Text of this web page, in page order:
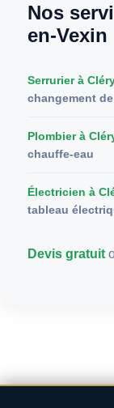
Nos
en-Vexin
Serrurier à
changement
Plombier à
chauffe-eau
Électricien à
tableau
Devis gratuit